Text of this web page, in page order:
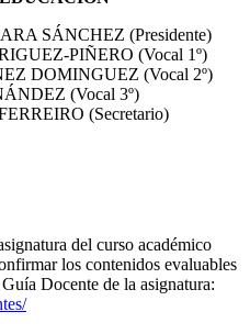
SÁNCHEZ (Presidente)
PIÑERO (Vocal 1º)
DOMINGUEZ (Vocal 2º)
(Vocal 3º)
(Secretario)
del curso académico
los contenidos evaluables
Docente de la asignatura: